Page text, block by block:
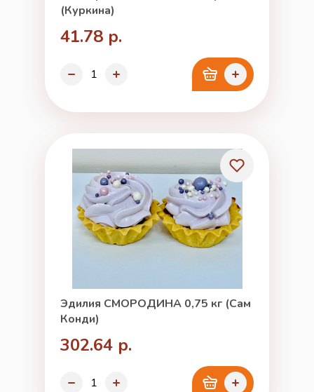
(Куркина)
41.78 р.
Эдилия СМОРОДИНА 0,75 кг (Сам
Конди)
302.64 р.